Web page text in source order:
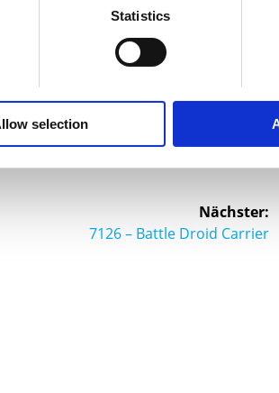
Statistics
selection
viel Spaß macht.
Nächster:
Nächster
7126 – Battle Droid Carrier